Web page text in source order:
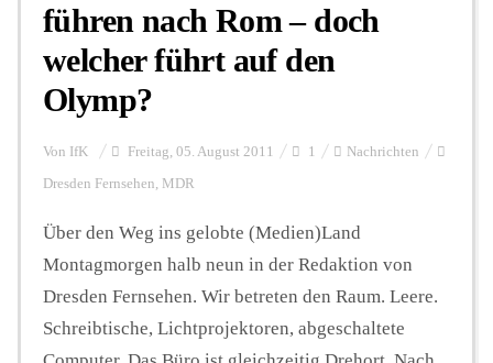
führen nach Rom – doch
welcher führt auf den
Olymp?
Von IfK Freitag, 05. August 2011 1 Nachrichten
Dresden Fernsehen, MDR
Über den Weg ins gelobte (Medien)Land
Montagmorgen halb neun in der Redaktion von
Dresden Fernsehen. Wir betreten den Raum. Leere.
Schreibtische, Lichtprojektoren, abgeschaltete